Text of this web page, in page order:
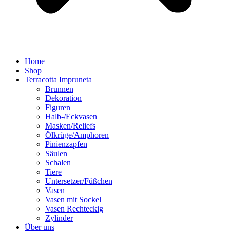
Home
Shop
Terracotta Impruneta
Brunnen
Dekoration
Figuren
Halb-/Eckvasen
Masken/Reliefs
Ölkrüge/Amphoren
Pinienzapfen
Säulen
Schalen
Tiere
Untersetzer/Füßchen
Vasen
Vasen mit Sockel
Vasen Rechteckig
Zylinder
Über uns